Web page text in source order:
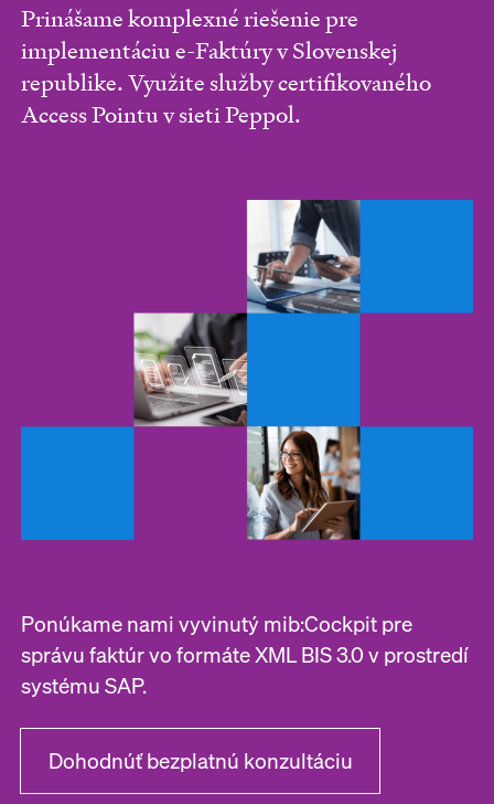
Prinášame komplexné riešenie pre
implementáciu e-Faktúry v Slovenskej
republike. Využite služby certifikovaného
Access Pointu v sieti Peppol.
Ponúkame nami vyvinutý mib:Cockpit pre
správu faktúr vo formáte XML BIS 3.0 v prostredí
systému SAP.
Dohodnúť bezplatnú konzultáciu